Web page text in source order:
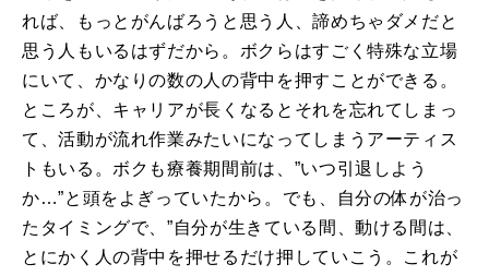
れば、もっとがんばろうと思う人、諦めちゃダメだと
思う人もいるはずだから。ボクらはすごく特殊な立場
にいて、かなりの数の人の背中を押すことができる。
ところが、キャリアが長くなるとそれを忘れてしまっ
て、活動が流れ作業みたいになってしまうアーティス
トもいる。ボクも療養期間前は、”いつ引退しよう
か…”と頭をよぎっていたから。でも、自分の体が治っ
たタイミングで、”自分が生きている間、動ける間は、
とにかく人の背中を押せるだけ押していこう。これが